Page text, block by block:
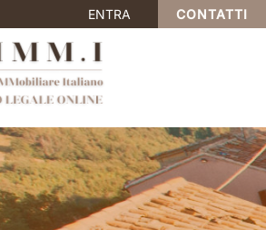
ENTRA CONTATTI